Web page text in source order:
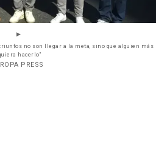
no son llegar a la meta, sino que alguien más
hacerlo"
PRESS